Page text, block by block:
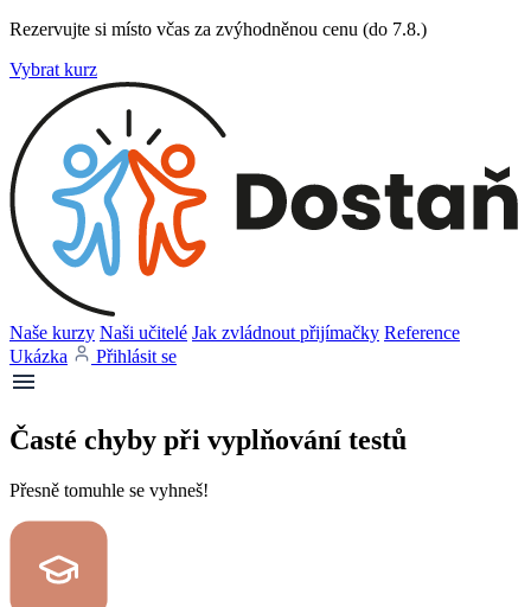
Rezervujte si místo včas za zvýhodněnou cenu (do 7.8.)
Vybrat kurz
Naše kurzy Naši učitelé Jak zvládnout přijímačky Reference
Ukázka
Přihlásit se
Časté chyby při vyplňování testů
Přesně tomuhle se vyhneš!